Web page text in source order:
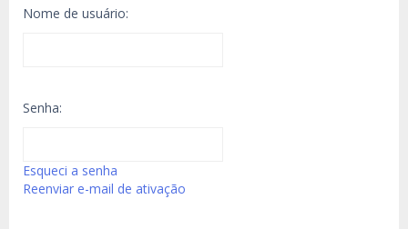
Nome de usuário:
Senha:
Esqueci a senha
Reenviar e-mail de ativação